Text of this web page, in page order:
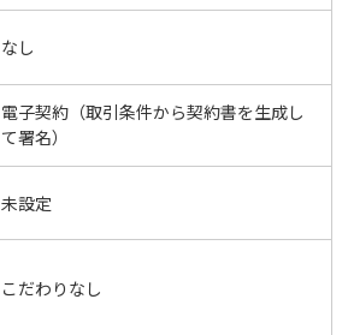
なし
電子契約（取引条件から契約書を生成し
て署名）
未設定
こだわりなし